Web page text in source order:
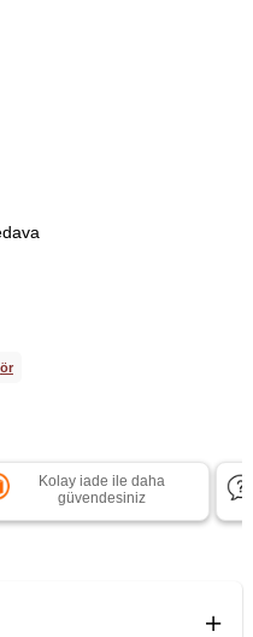
Kolay iade ile daha
güvendesiniz